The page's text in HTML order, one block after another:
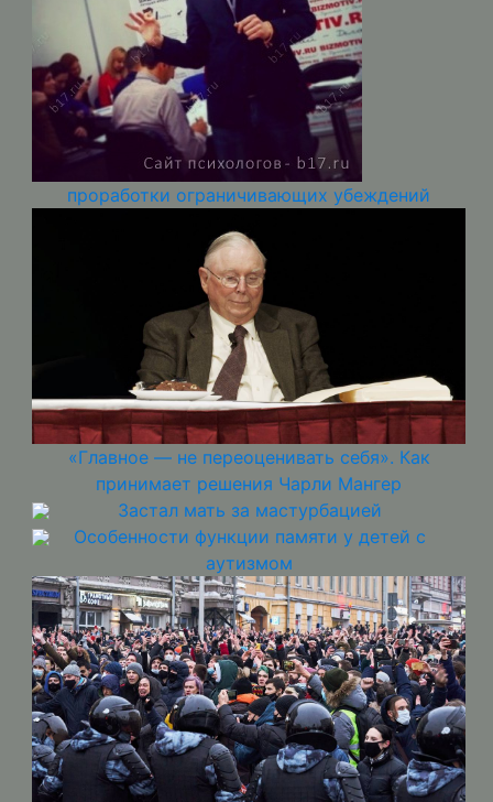
проработки ограничивающих убеждений
«Главное — не переоценивать себя». Как
принимает решения Чарли Мангер
Застал мать за мастурбацией
Особенности функции памяти у детей с
аутизмом